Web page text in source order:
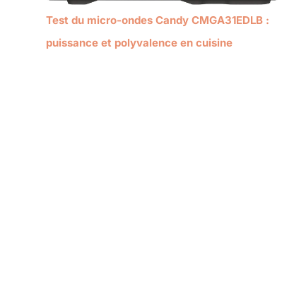
Test du micro-ondes Candy CMGA31EDLB :
puissance et polyvalence en cuisine